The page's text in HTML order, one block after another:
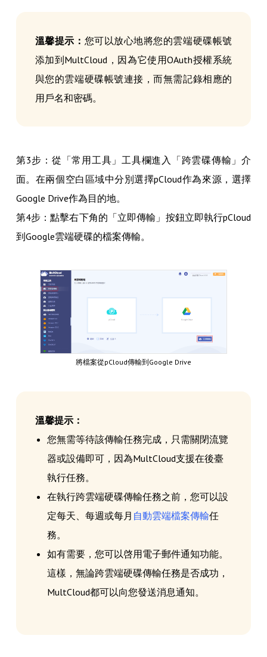
溫馨提示： 您可以放心地將您的雲端硬碟帳號
添加到MultCloud，因為它使用OAuth授權系統
與您的雲端硬碟帳號連接，而無需記錄相應的
用戶名和密碼。
第3步：從「常用工具」工具欄進入「跨雲碟傳輸」介
面。在兩個空白區域中分別選擇pCloud作為來源，選擇
Google Drive作為目的地。
第4步：點擊右下角的「立即傳輸」按鈕立即執行pCloud
到Google雲端硬碟的檔案傳輸。
將檔案從pCloud傳輸到Google Drive
溫馨提示：
您無需等待該傳輸任務完成，只需關閉流覽
器或設備即可，因為MultCloud支援在後臺
執行任務。
在執行跨雲端硬碟傳輸任務之前，您可以設
定每天、每週或每月 自動雲端檔案傳輸任
務。
如有需要，您可以啓用電子郵件通知功能。
這樣，無論跨雲端硬碟傳輸任務是否成功，
MultCloud都可以向您發送消息通知。